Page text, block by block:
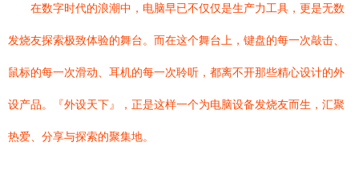
在数字时代的浪潮中，电脑早已不仅仅是生产力工具，更是无数
发烧友探索极致体验的舞台。而在这个舞台上，键盘的每一次敲击、
鼠标的每一次滑动、耳机的每一次聆听，都离不开那些精心设计的外
设产品。『外设天下』，正是这样一个为电脑设备发烧友而生，汇聚
热爱、分享与探索的聚集地。